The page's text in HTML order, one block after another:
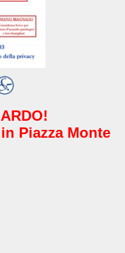
Piazza Monte